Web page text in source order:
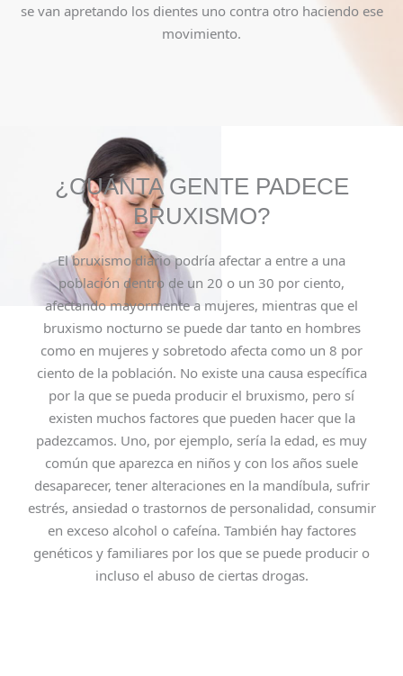
se van apretando los dientes uno contra otro haciendo ese
movimiento.
¿CUÁNTA GENTE PADECE
BRUXISMO?
El bruxismo diario podría afectar a entre a una
población dentro de un 20 o un 30 por ciento,
afectando mayormente a mujeres, mientras que el
bruxismo nocturno se puede dar tanto en hombres
como en mujeres y sobretodo afecta como un 8 por
ciento de la población. No existe una causa específica
por la que se pueda producir el bruxismo, pero sí
existen muchos factores que pueden hacer que la
padezcamos. Uno, por ejemplo, sería la edad, es muy
común que aparezca en niños y con los años suele
desaparecer, tener alteraciones en la mandíbula, sufrir
estrés, ansiedad o trastornos de personalidad, consumir
en exceso alcohol o cafeína. También hay factores
genéticos y familiares por los que se puede producir o
incluso el abuso de ciertas drogas.